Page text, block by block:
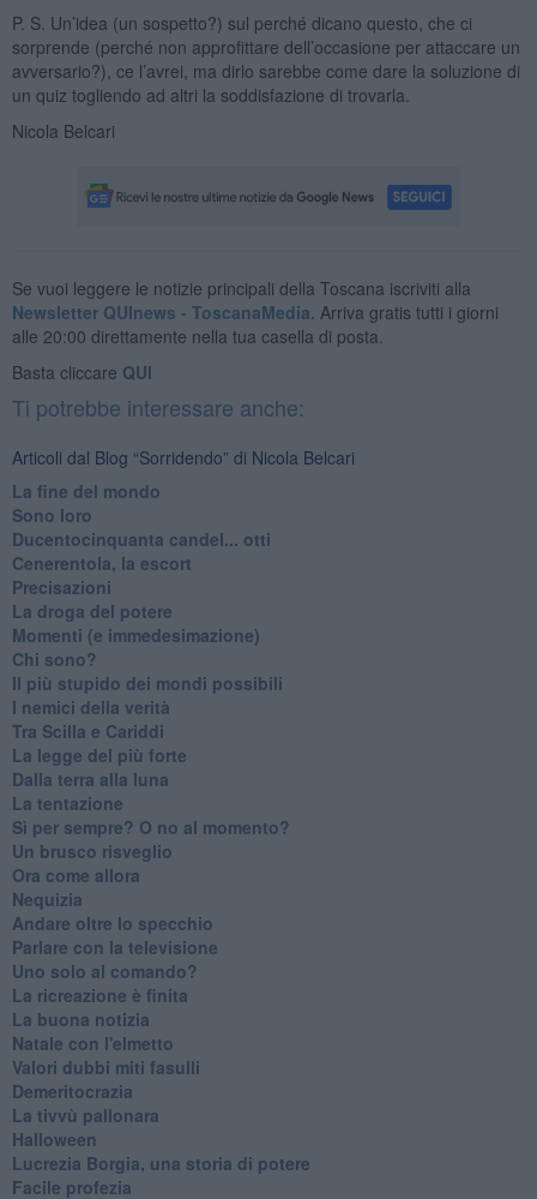
P. S. Un’idea (un sospetto?) sul perché dicano questo, che ci
sorprende (perché non approfittare dell’occasione per attaccare un
avversario?), ce l’avrei, ma dirlo sarebbe come dare la soluzione di
un quiz togliendo ad altri la soddisfazione di trovarla.
Nicola Belcari
Se vuoi leggere le notizie principali della Toscana iscriviti alla
Newsletter QUInews - ToscanaMedia. Arriva gratis tutti i giorni
alle 20:00 direttamente nella tua casella di posta.
Basta cliccare QUI
Ti potrebbe interessare anche:
Articoli dal Blog “Sorridendo” di Nicola Belcari
La fine del mondo
Sono loro
Ducentocinquanta candel... otti
Cenerentola, la escort
Precisazioni
La droga del potere
Momenti (e immedesimazione)
Chi sono?
Il più stupido dei mondi possibili
I nemici della verità
Tra Scilla e Cariddi
La legge del più forte
Dalla terra alla luna
La tentazione
​Sì per sempre? O no al momento?
Un brusco risveglio
Ora come allora
Nequizia
Andare oltre lo specchio
Parlare con la televisione
Uno solo al comando?
La ricreazione è finita
La buona notizia
Natale con l'elmetto
Valori dubbi miti fasulli
Demeritocrazia
La tivvù pallonara
Halloween
​Lucrezia Borgia, una storia di potere
Facile profezia